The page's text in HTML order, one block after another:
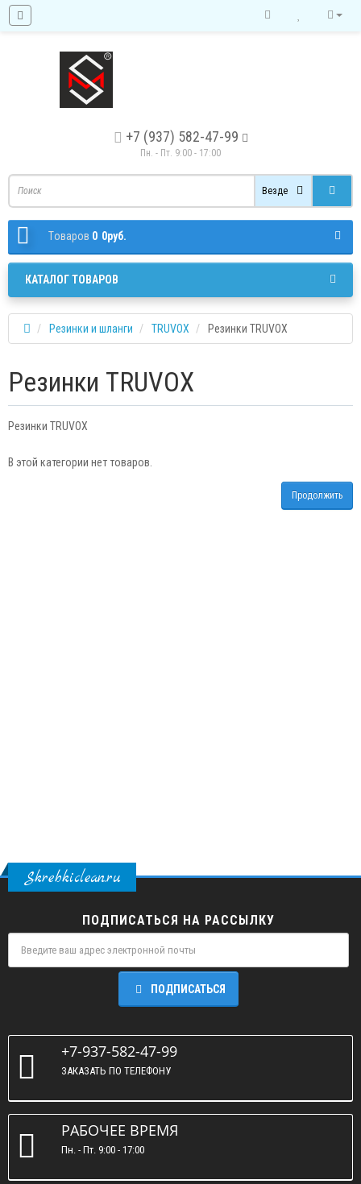
+7 (937) 582-47-99
Пн. - Пт. 9:00 - 17:00
Везде
Tоваров 0 0руб.
КАТАЛОГ ТОВАРОВ
Резинки и шланги TRUVOX Резинки TRUVOX
Резинки TRUVOX
Резинки TRUVOX
В этой категории нет товаров.
Продолжить
Skrebkiclean.ru
ПОДПИСАТЬСЯ НА РАССЫЛКУ
ПОДПИСАТЬСЯ
+7-937-582-47-99
ЗАКАЗАТЬ ПО ТЕЛЕФОНУ
РАБОЧЕЕ ВРЕМЯ
Пн. - Пт. 9:00 - 17:00